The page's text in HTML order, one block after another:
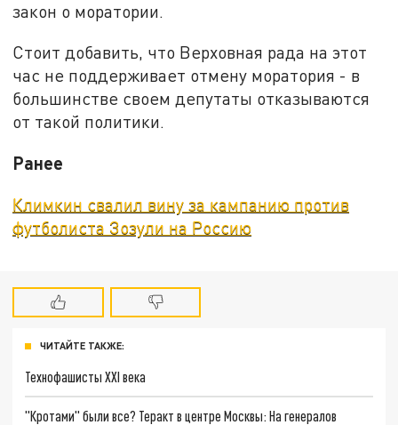
закон о моратории.
Стоит добавить, что Верховная рада на этот
час не поддерживает отмену моратория - в
большинстве своем депутаты отказываются
от такой политики.
Ранее
Климкин свалил вину за кампанию против
футболиста Зозули на Россию
ЧИТАЙТЕ ТАКЖЕ:
Технофашисты XXI века
"Кротами" были все? Теракт в центре Москвы: На генералов